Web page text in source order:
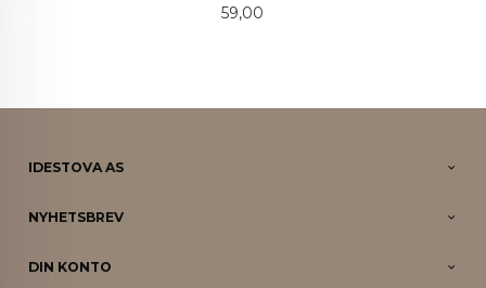
Pris
59,00
IDESTOVA AS
NYHETSBREV
DIN KONTO